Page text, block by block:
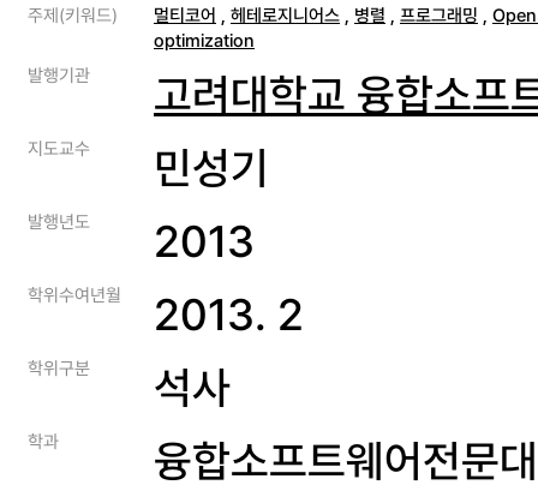
주제(키워드) 멀티코어 , 헤테로지니어스 , 병렬 , 프로그래밍 ,
optimization
발행기관
고려대학교 융합소프
지도교수 민성기
발행년도 2013
학위수여년월 2013. 2
학위구분 석사
학과 융합소프트웨어전문